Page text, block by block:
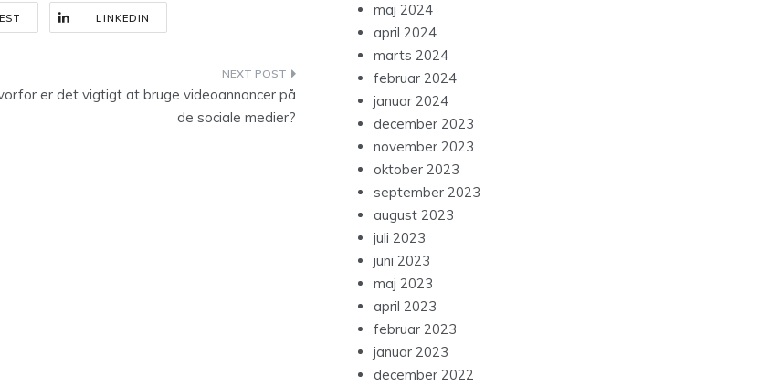
LINKEDIN
er det vigtigt at bruge videoannoncer på
de sociale medier?
maj 2024
april 2024
marts 2024
februar 2024
januar 2024
december 2023
november 2023
oktober 2023
september 2023
august 2023
juli 2023
juni 2023
maj 2023
april 2023
februar 2023
januar 2023
december 2022